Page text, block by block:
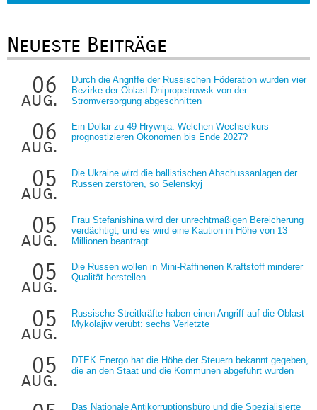
Neueste Beiträge
06
aug.
Durch die Angriffe der Russischen Föderation wurden vier
Bezirke der Oblast Dnipropetrowsk von der
Stromversorgung abgeschnitten
06
aug.
Ein Dollar zu 49 Hrywnja: Welchen Wechselkurs
prognostizieren Ökonomen bis Ende 2027?
05
aug.
Die Ukraine wird die ballistischen Abschussanlagen der
Russen zerstören, so Selenskyj
05
aug.
Frau Stefanishina wird der unrechtmäßigen Bereicherung
verdächtigt, und es wird eine Kaution in Höhe von 13
Millionen beantragt
05
aug.
Die Russen wollen in Mini-Raffinerien Kraftstoff minderer
Qualität herstellen
05
aug.
Russische Streitkräfte haben einen Angriff auf die Oblast
Mykolajiw verübt: sechs Verletzte
05
aug.
DTEK Energo hat die Höhe der Steuern bekannt gegeben,
die an den Staat und die Kommunen abgeführt wurden
Das Nationale Antikorruptionsbüro und die Spezialisierte